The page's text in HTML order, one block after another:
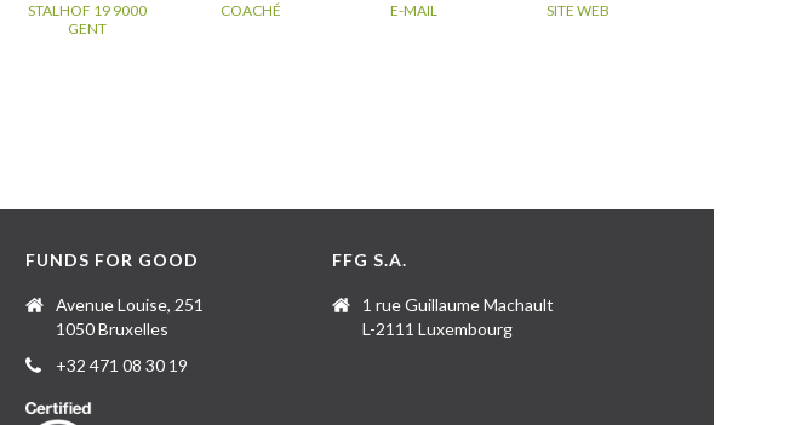
STALHOF 19 9000
GENT
COACHÉ E-MAIL SITE WEB
FUNDS FOR GOOD
Avenue Louise, 251
1050 Bruxelles
+32 471 08 30 19
FFG S.A.
1 rue Guillaume Machault
L-2111 Luxembourg